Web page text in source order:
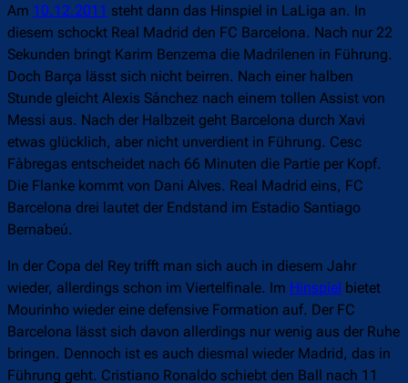
Am 10.12.2011 steht dann das Hinspiel in LaLiga an. In
diesem schockt Real Madrid den FC Barcelona. Nach nur 22
Sekunden bringt Karim Benzema die Madrilenen in Führung.
Doch Barça lässt sich nicht beirren. Nach einer halben
Stunde gleicht Alexis Sánchez nach einem tollen Assist von
Messi aus. Nach der Halbzeit geht Barcelona durch Xavi
etwas glücklich, aber nicht unverdient in Führung. Cesc
Fàbregas entscheidet nach 66 Minuten die Partie per Kopf.
Die Flanke kommt von Dani Alves. Real Madrid eins, FC
Barcelona drei lautet der Endstand im Estadio Santiago
Bernabeú.
In der Copa del Rey trifft man sich auch in diesem Jahr
wieder, allerdings schon im Viertelfinale. Im Hinspiel bietet
Mourinho wieder eine defensive Formation auf. Der FC
Barcelona lässt sich davon allerdings nur wenig aus der Ruhe
bringen. Dennoch ist es auch diesmal wieder Madrid, das in
Führung geht. Cristiano Ronaldo schiebt den Ball nach 11